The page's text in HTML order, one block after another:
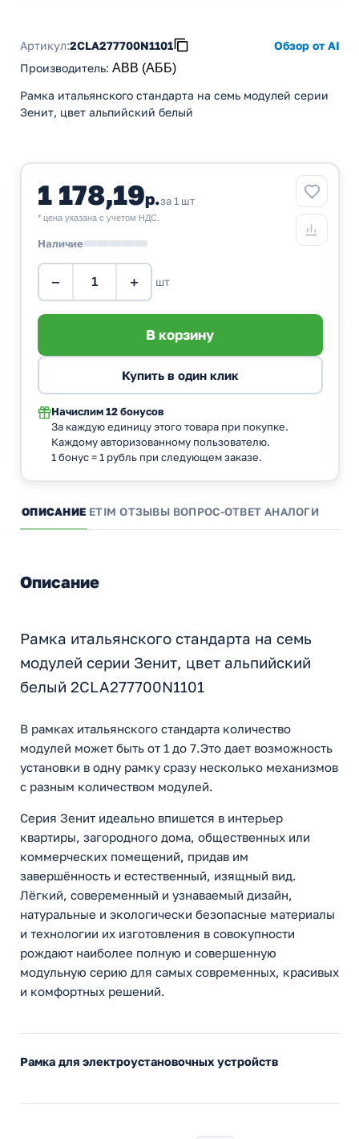
Артикул:2CLA277700N1101
Обзор от AI
Производитель: ABB (АББ)
Рамка итальянского стандарта на семь модулей серии
Зенит, цвет альпийский белый
1 178,19р.за 1 шт
* цена указана с учетом НДС.
Наличие
− + шт
Начислим 12 бонусов
За каждую единицу этого товара при покупке.
Каждому авторизованному пользователю.
1 бонус = 1 рубль при следующем заказе.
ОПИСАНИЕ ETIM ОТЗЫВЫ ВОПРОС-ОТВЕТ АНАЛОГИ
Описание
Рамка итальянского стандарта на семь
модулей серии Зенит, цвет альпийский
белый 2CLA277700N1101
В рамках итальянского стандарта количество
модулей может быть от 1 до 7.Это дает возможность
установки в одну рамку сразу несколько механизмов
с разным количеством модулей.
Серия Зенит идеально впишется в интерьер
квартиры, загородного дома, общественных или
коммерческих помещений, придав им
завершённость и естественный, изящный вид.
Лёгкий, совеременный и узнаваемый дизайн,
натуральные и экологически безопасные материалы
и технологии их изготовления в совокупности
рождают наиболее полную и совершенную
модульную серию для самых современных, красивых
и комфортных решений.
Рамка для электроустановочных устройств